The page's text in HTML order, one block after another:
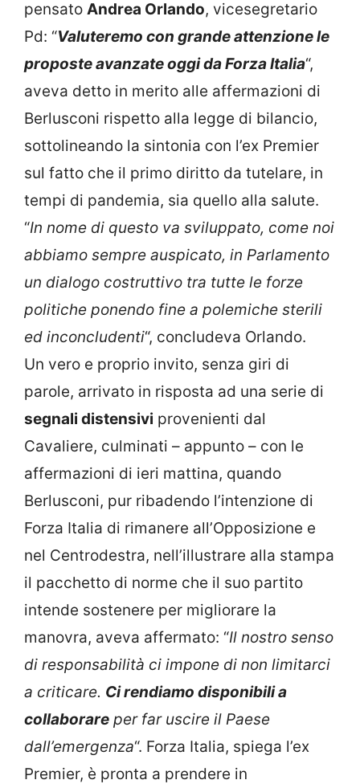
pensato Andrea Orlando, vicesegretario
Pd: “Valuteremo con grande attenzione le
proposte avanzate oggi da Forza Italia“,
aveva detto in merito alle affermazioni di
Berlusconi rispetto alla legge di bilancio,
sottolineando la sintonia con l’ex Premier
sul fatto che il primo diritto da tutelare, in
tempi di pandemia, sia quello alla salute.
“In nome di questo va sviluppato, come noi
abbiamo sempre auspicato, in Parlamento
un dialogo costruttivo tra tutte le forze
politiche ponendo fine a polemiche sterili
ed inconcludenti“, concludeva Orlando.
Un vero e proprio invito, senza giri di
parole, arrivato in risposta ad una serie di
segnali distensivi provenienti dal
Cavaliere, culminati – appunto – con le
affermazioni di ieri mattina, quando
Berlusconi, pur ribadendo l’intenzione di
Forza Italia di rimanere all’Opposizione e
nel Centrodestra, nell’illustrare alla stampa
il pacchetto di norme che il suo partito
intende sostenere per migliorare la
manovra, aveva affermato: “Il nostro senso
di responsabilità ci impone di non limitarci
a criticare. Ci rendiamo disponibili a
collaborare per far uscire il Paese
dall’emergenza“. Forza Italia, spiega l’ex
Premier, è pronta a prendere in